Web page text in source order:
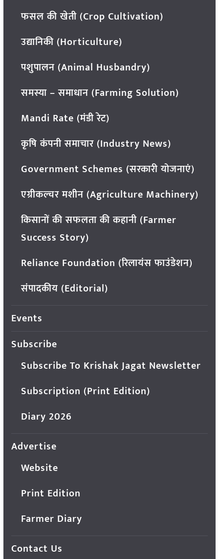
फसल की खेती (Crop Cultivation)
उद्यानिकी (Horticulture)
पशुपालन (Animal Husbandry)
समस्या – समाधान (Farming Solution)
Mandi Rate (मंडी रेट)
कृषि कंपनी समाचार (Industry News)
Government Schemes (सरकारी योजनाएं)
एग्रीकल्चर मशीन (Agriculture Machinery)
किसानों की सफलता की कहानी (Farmer
Success Story)
Reliance Foundation (रिलायंस फाउंडेशन)
संपादकीय (Editorial)
Events
Subscribe
Subscribe To Krishak Jagat Newsletter
Subscription (Print Edition)
Diary 2026
Advertise
Website
Print Edition
Farmer Diary
Contact Us